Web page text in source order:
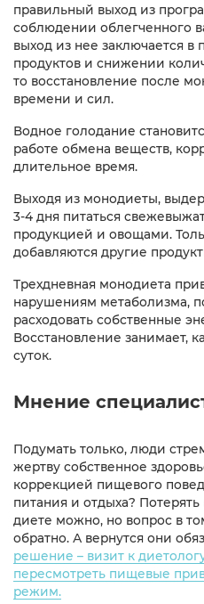
правильный выход из
соблюдении облегченного
выход из нее заключается
продуктов и снижении
то восстановление после
времени и сил.
Водное голодание
работе обмена веществ,
длительное время.
Выходя из монодиеты,
3-4 дня питаться
продукцией и овощами.
добавляются другие
Трехдневная монодиета
нарушениям метаболизма,
расходовать собственные
Восстановление занимает,
суток.
Мнение
Подумать только, люди
жертву собственное
коррекцией пищевого
питания и отдыха?
диете можно, но вопрос в
обратно. А вернутся они
решение – визит к
пересмотреть пищевые
режим.